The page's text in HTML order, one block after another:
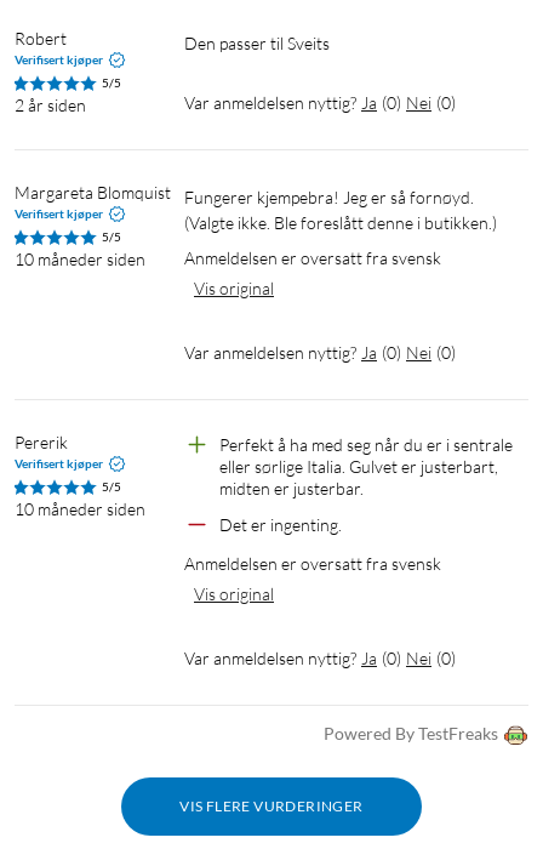
Robert
Verifisert kjøper
5/5
2 år siden
Den passer til Sveits
Var anmeldelsen nyttig? Ja (0) Nei (0)
Margareta Blomquist
Verifisert kjøper
5/5
10 måneder siden
Fungerer kjempebra! Jeg er så fornøyd.
(Valgte ikke. Ble foreslått denne i butikken.)
Anmeldelsen er oversatt fra svensk
Vis original
Var anmeldelsen nyttig? Ja (0) Nei (0)
Pererik
Verifisert kjøper
5/5
10 måneder siden
Perfekt å ha med seg når du er i sentrale
eller sørlige Italia. Gulvet er justerbart,
midten er justerbar.
Det er ingenting.
Anmeldelsen er oversatt fra svensk
Vis original
Var anmeldelsen nyttig? Ja (0) Nei (0)
Powered By TestFreaks
VIS FLERE VURDERINGER